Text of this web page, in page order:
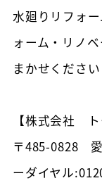
水廻りリフォ
ォーム・リノ
まかせください
【株式会社 ト
〒485-0828
ーダイヤル